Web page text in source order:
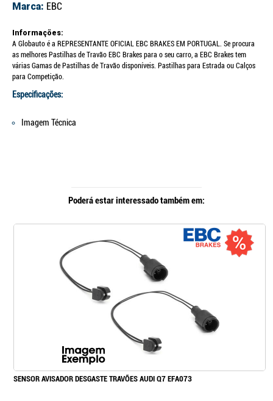
Marca: EBC
Informações:
A Globauto é a REPRESENTANTE OFICIAL EBC BRAKES EM PORTUGAL. Se procura
as melhores Pastilhas de Travão EBC Brakes para o seu carro, a EBC Brakes tem
várias Gamas de Pastilhas de Travão disponíveis. Pastilhas para Estrada ou Calços
para Competição.
Especificações:
Imagem Técnica
Poderá estar interessado também em:
SENSOR AVISADOR DESGASTE TRAVÕES AUDI Q7 EFA073